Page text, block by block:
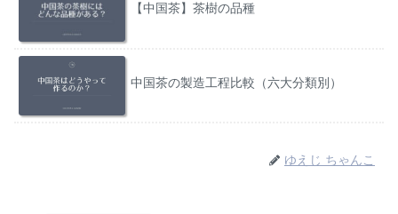
【中国茶】茶樹の品種
中国茶の製造工程比較（六大分類別）
ゆえじ ちゃんこ